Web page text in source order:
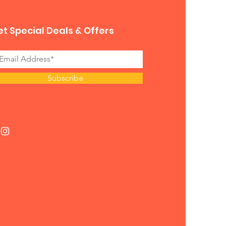
Special Deals & Offers
Subscribe